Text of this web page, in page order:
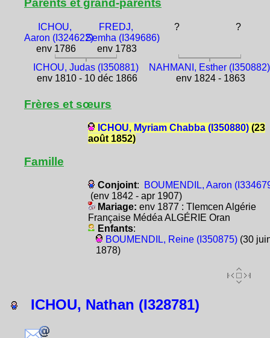
Parents et grand-parents
ICHOU,
Aaron (I324622)
env 1786
FREDJ,
Semha (I349686)
env 1783
? ?
ICHOU, Judas (I350881)
env 1810 - 10 déc 1866
NAHMANI, Esther (I350882)
env 1824 - 1863
Frères et sœurs
ICHOU, Myriam Chabba (I350880)(23
août 1852)
Famille
Conjoint:
BOUMENDIL, Aaron
(env 1842 - apr 1907)
Mariage: env 1877 : Tlemcen Algérie
Française Médéa ALGÉRIE Oran
Enfants:
BOUMENDIL, Reine (I350875)(30
1878)
ICHOU, Nathan (I328781)